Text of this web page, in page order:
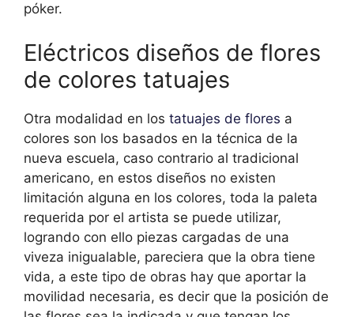
póker.
Eléctricos diseños de flores
de colores tatuajes
Otra modalidad en los tatuajes de flores a
colores son los basados en la técnica de la
nueva escuela, caso contrario al tradicional
americano, en estos diseños no existen
limitación alguna en los colores, toda la paleta
requerida por el artista se puede utilizar,
logrando con ello piezas cargadas de una
viveza inigualable, pareciera que la obra tiene
vida, a este tipo de obras hay que aportar la
movilidad necesaria, es decir que la posición de